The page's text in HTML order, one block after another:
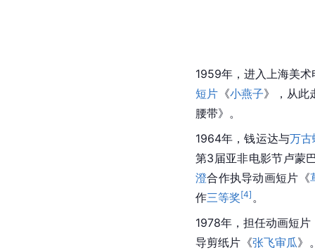
1959年，进入上海美
短片 《小燕子》，从此
腰带》。
1964年，钱运达与万古
第3届亚非电影节卢蒙
澄合作执导动画短片《
作三等奖[4] 。
1978年，担任动画短片
导剪纸片《张飞审瓜》